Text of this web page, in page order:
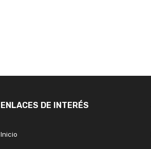
ENLACES DE INTERÉS
Inicio